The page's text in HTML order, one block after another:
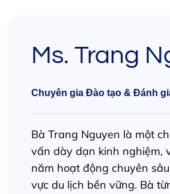
Ms. Trang
Chuyên gia Đào tạo & Đánh
Bà Trang Nguyen là một
vấn dày dạn kinh nghiệm,
năm hoạt động chuyên
vực du lịch bền vững. Bà